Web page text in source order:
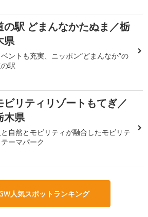
の駅 どまんなかたぬま／栃
県
ントも充実、ニッポン“どまんなか”の
駅
ビリティリゾートもてぎ／
木県
と自然とモビリティが融合したモビリテ
テーマパーク
人気スポットランキング